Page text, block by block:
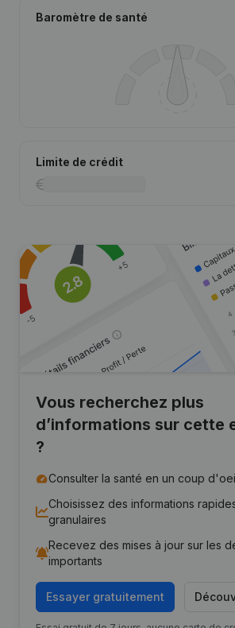
Baromètre de santé
Limite de crédit
Vous recherchez plus
d’informations sur cette
?
Consulter la santé en un coup
Choisissez des informations
granulaires
Recevez des mises à jour sur les
importants
Essayer gratuitement